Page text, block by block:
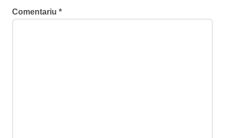
Comentariu *